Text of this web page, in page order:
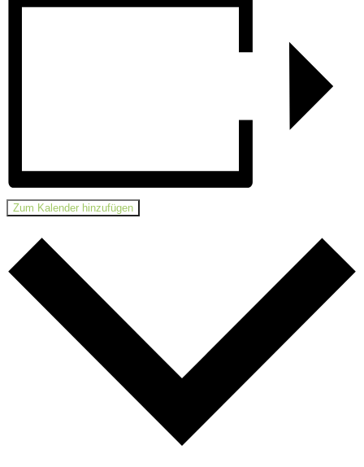
Zum Kalender hinzufügen